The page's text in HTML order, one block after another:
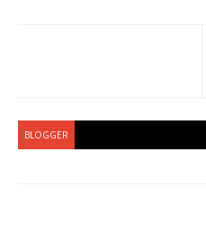
BLOGGER